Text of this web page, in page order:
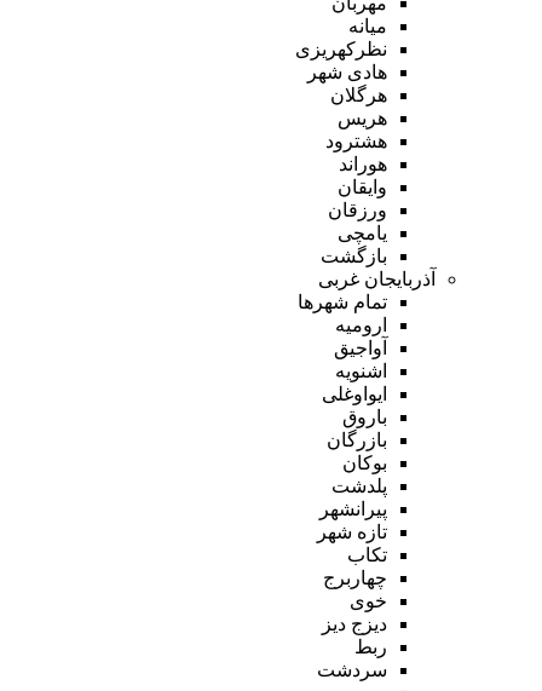
میانه
نظرکهریزی
هادی شهر
هرگلان
هریس
هشترود
هوراند
وایقان
ورزقان
یامچی
بازگشت
آذربایجان غربی
تمام شهر‌ها
ارومیه
آواجیق
اشنویه
ایواوغلی
باروق
بازرگان
بوکان
پلدشت
پیرانشهر
تازه شهر
تکاب
چهاربرج
خوی
دیزج دیز
ربط
سردشت